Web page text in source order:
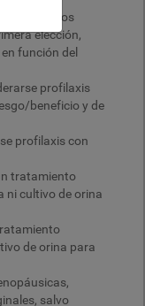
patógenos
elección,
función del
profilaxis
beneficio y de
profilaxis con
tratamiento
ni cultivo de orina
de orina para
salvo